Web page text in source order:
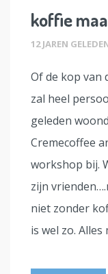
koffie
12 JAREN
Of de kop van
zal heel
geleden
Cremecoffee
workshop bij.
zijn
niet zonder
is wel zo.